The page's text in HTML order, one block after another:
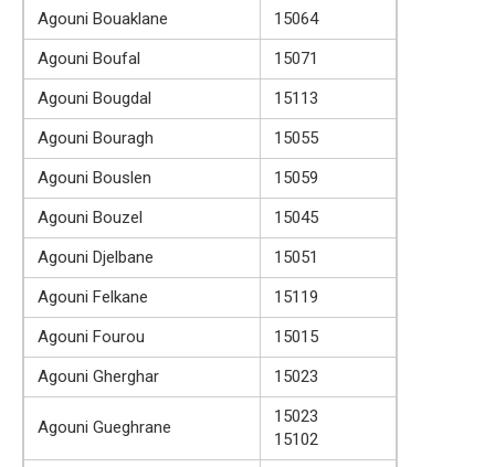
Agouni Bouaklane
15064
Agouni Boufal
15071
Agouni Bougdal
15113
Agouni Bouragh
15055
Agouni Bouslen
15059
Agouni Bouzel
15045
Agouni Djelbane
15051
Agouni Felkane
15119
Agouni Fourou
15015
Agouni Gherghar
15023
Agouni Gueghrane
15023
15102